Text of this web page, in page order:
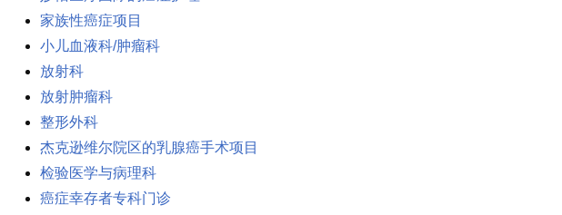
家族性癌症项目
小儿血液科/肿瘤科
放射科
放射肿瘤科
整形外科
杰克逊维尔院区的乳腺癌手术项目
检验医学与病理科
癌症幸存者专科门诊